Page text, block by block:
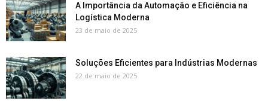
A Importância da Automação e Eficiência na
Logística Moderna
23 de maio de 2025
Soluções Eficientes para Indústrias Modernas
22 de maio de 2025